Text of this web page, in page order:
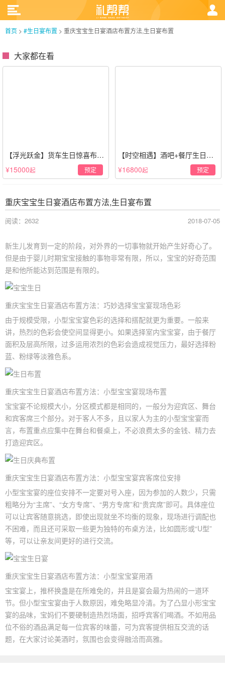
首页 > #生日宴布置 > 重庆宝宝生日宴酒店布置方法,生日宴布置
大家都在看
【浮光跃金】货车生日惊喜布置
·经典白色系
¥15000起 预定
【时空相遇】酒吧+餐厅生日惊
喜策划·高级感蓝色系
¥16800起 预定
重庆宝宝生日宴酒店布置方法,生日宴布置
阅读：2632 2018-07-05
新生儿发育到一定的阶段，对外界的一切事物就开始产生好奇心了。
但是由于婴儿时期宝宝接触的事物非常有限，所以，宝宝的好奇范围
是和他所能达到范围是有限的。
重庆宝宝生日宴酒店布置方法：巧妙选择宝宝宴现场色彩
由于规模受限，小型宝宝宴色彩的选择和搭配就更为重要。一般来
讲，热烈的色彩会使空间显得更小。如果选择室内宝宝宴，由于餐厅
面积及层高所限，过多运用浓烈的色彩会造成视觉压力，最好选择粉
蓝、粉绿等淡雅色系。
重庆宝宝生日宴酒店布置方法：小型宝宝宴现场布置
宝宝宴不论规模大小，分区模式都是相同的，一般分为迎宾区、舞台
和宾客席三个部分。对于客人不多，且以家人为主的小型宝宝宴而
言，布置重点应集中在舞台和餐桌上，不必浪费太多的金钱、精力去
打造迎宾区。
重庆宝宝生日宴酒店布置方法：小型宝宝宴宾客席位安排
小型宝宝宴的座位安排不一定要对号入座，因为参加的人数少，只需
粗略分为“主席”、“女方专席”、“男方专席”和“贵宾席”即可。具体座位
可以让宾客随意挑选，即使出现就坐不均衡的现象，现场进行调配也
不困难，而且还可采取一些更为独特的布桌方法，比如圆形或“U型”
等，可以让亲友间更好的进行交流。
重庆宝宝生日宴酒店布置方法：小型宝宝宴用酒
宝宝宴上，推杯换盏是在所难免的，并且是宴会最为热闹的一道环
节。但小型宝宝宴由于人数原因，难免略显冷清。为了凸显小形宝宝
宴的品味，宝妈们不要硬制造热烈场面，招呼宾客们喝酒。不如用品
位不俗的酒品满足每一位宾客的味蕾，可为宾客提供相互交流的话
题，在大家讨论美酒时，氛围也会变得融洽而高雅。